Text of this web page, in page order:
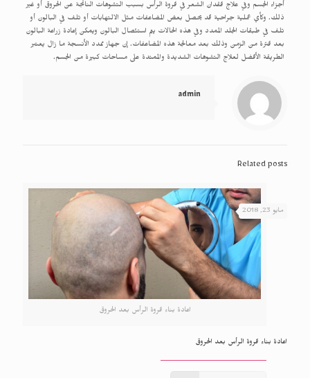
أجزاء الجسم وفي علاج فقدان الشعر في فروة الرأس بسبب التشوهات الناتجة عن الحروق أو غير
ذلك. وكأي عملية جراحية قد يحصل بعض المضاعفات مثل الالتهابات أو تلف في البالون أو
تلف في طبقات الجلد الممدد وفي هذه الحالات يتم استئصال البالون ويمكن إعادة زراعة البالون
بعد فترة من الزمن وذلك بعد معالجة هذه المضاعفات. إن جهاز ممدد الأنسجة ما زال يعتبر
الطريقة الأفضل لعلاج التشوهات الشديدة والممتدة على مساحات كبيرة من الجسم.
admin
Related posts
اعادة بناء فروة الرأس بعد الحروق
مايو 23, 2018
اعادة بناء فروة الرأس بعد الحروق